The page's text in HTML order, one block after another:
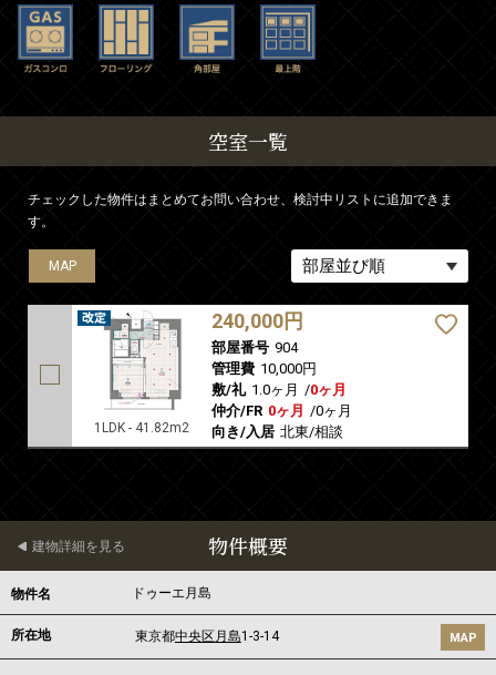
空室一覧
チェックした物件はまとめてお問い合わせ、検討中リストに追加できま
す。
MAP
1LDK - 41.82m2
240,000円
部屋番号 904
管理費 10,000円
敷/礼 1.0ヶ月 /0ヶ月
仲介/FR 0ヶ月 /0ヶ月
向き/入居 北東/相談
物件概要
建物詳細を見る
物件名 ドゥーエ月島
所在地 東京都中央区 月島1-3-14 MAP